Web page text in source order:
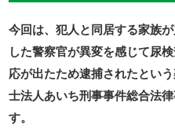
今回は、犯人と同居する家族
した警察官が異変を感じて尿
応が出たため逮捕されたとい
士法人あいち刑事事件総合法
す。